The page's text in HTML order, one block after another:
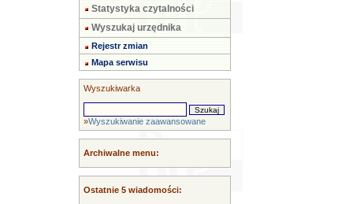
Statystyka czytalności
Wyszukaj urzędnika
Rejestr zmian
Mapa serwisu
Wyszukiwarka
»Wyszukiwanie zaawansowane
Archiwalne menu:
Ostatnie 5 wiadomości: